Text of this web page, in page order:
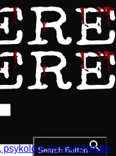
Search Button
psykologi og eventyrtræk